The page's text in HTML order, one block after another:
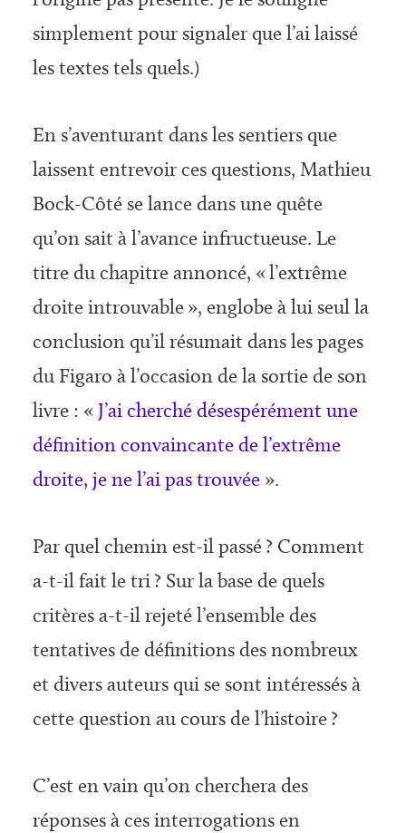
simplement pour signaler que l’ai laissé
les textes tels quels.)
En s’aventurant dans les sentiers que
laissent entrevoir ces questions, Mathieu
Bock-Côté se lance dans une quête
qu’on sait à l’avance infructueuse. Le
titre du chapitre annoncé, « l’extrême
droite introuvable », englobe à lui seul la
conclusion qu’il résumait dans les pages
du Figaro à l’occasion de la sortie de son
livre : « J’ai cherché désespérément une
définition convaincante de l’extrême
droite, je ne l’ai pas trouvée ».
Par quel chemin est-il passé ? Comment
a-t-il fait le tri ? Sur la base de quels
critères a-t-il rejeté l’ensemble des
tentatives de définitions des nombreux
et divers auteurs qui se sont intéressés à
cette question au cours de l’histoire ?
C’est en vain qu’on cherchera des
réponses à ces interrogations en